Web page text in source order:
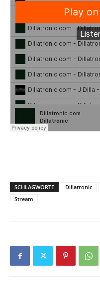
SCHLAGWORTE Dillatronic
Stream